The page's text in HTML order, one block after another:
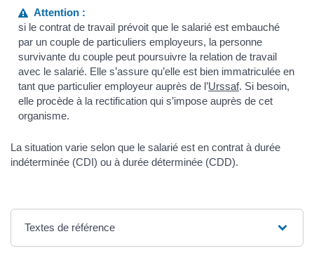
Attention :
si le contrat de travail prévoit que le salarié est embauché
par un couple de particuliers employeurs, la personne
survivante du couple peut poursuivre la relation de travail
avec le salarié. Elle s’assure qu’elle est bien immatriculée en
tant que particulier employeur auprès de l’Urssaf. Si besoin,
elle procède à la rectification qui s’impose auprès de cet
organisme.
La situation varie selon que le salarié est en contrat à durée
indéterminée (CDI) ou à durée déterminée (CDD).
Textes de référence